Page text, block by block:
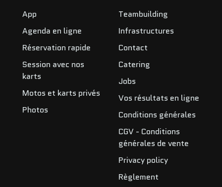
App
Agenda en ligne
Réservation rapide
Session avec nos
karts
Motos et karts privés
Photos
Teambuilding
Infrastructures
Contact
Catering
Jobs
Vos résultats en ligne
Conditions générales
CGV - Conditions
générales de vente
Privacy policy
Règlement